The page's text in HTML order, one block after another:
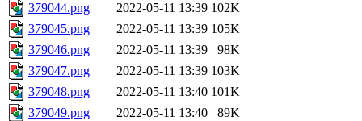
379044.png
2022-05-11 13:39 102K
379045.png
2022-05-11 13:39 105K
379046.png
2022-05-11 13:39
98K
379047.png
2022-05-11 13:39 103K
379048.png
2022-05-11 13:40 101K
379049.png
2022-05-11 13:40
89K